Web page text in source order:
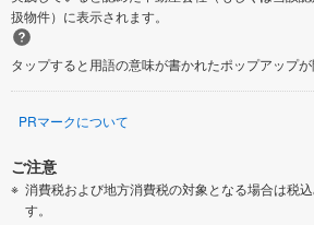
扱物件）に表示されます。
タップすると用語の意味が書かれたポップアップが
PRマークについて
ご注意
消費税および地方消費税の対象となる場合は税
す。